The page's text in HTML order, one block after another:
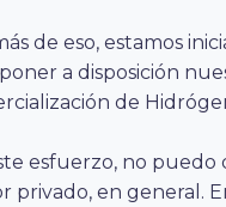
de eso, estamos
a disposición
de
esfuerzo, no puedo
privado, en general.